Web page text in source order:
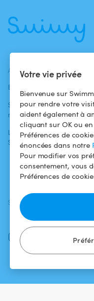
Votre vie privée
Bienvenue sur
pour rendre votre
aident également à
cliquant sur OK ou
Préférences de
énoncées dans notre
Pour modifier vos
consentement, vous
Préférences de
ACTUALITÉS
Blog
Swimmy dans les
médias
L'aventure
Swimmy
SUIVEZ-NOUS
Facebook
Instagram